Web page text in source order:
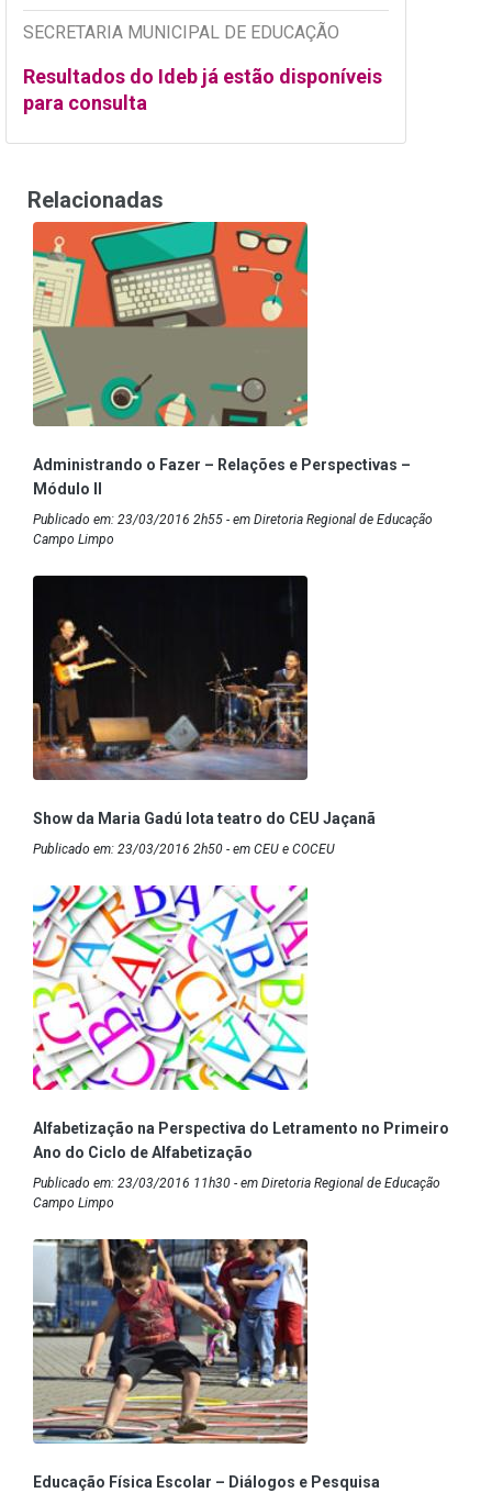
SECRETARIA MUNICIPAL DE EDUCAÇÃO
Resultados do Ideb já estão disponíveis
para consulta
Relacionadas
Administrando o Fazer – Relações e Perspectivas –
Módulo II
Publicado em: 23/03/2016 2h55 - em Diretoria Regional de Educação
Campo Limpo
Show da Maria Gadú lota teatro do CEU Jaçanã
Publicado em: 23/03/2016 2h50 - em CEU e COCEU
Alfabetização na Perspectiva do Letramento no Primeiro
Ano do Ciclo de Alfabetização
Publicado em: 23/03/2016 11h30 - em Diretoria Regional de Educação
Campo Limpo
Educação Física Escolar – Diálogos e Pesquisa